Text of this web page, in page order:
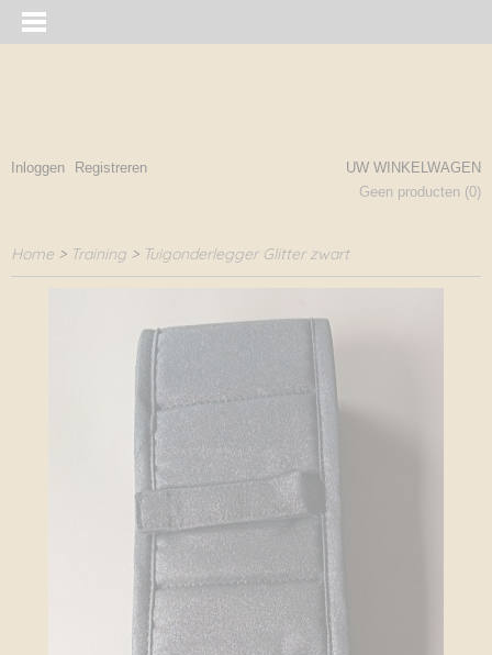
Inloggen Registreren
UW WINKELWAGEN
Geen producten (0)
Home > Training > Tuigonderlegger Glitter zwart